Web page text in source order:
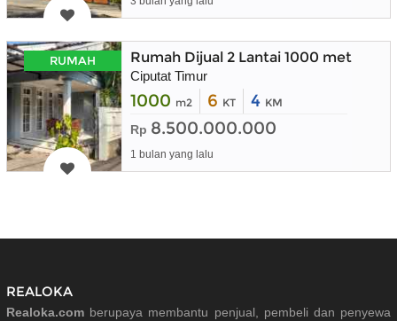
RUMAH Rumah Dijual 2 Lantai 1000 meter di
Ciputat Timur
1000 m2 6 KT 4 KM
Rp 8.500.000.000
1 bulan yang lalu
REALOKA
Realoka.com berupaya membantu penjual, pembeli dan penyewa